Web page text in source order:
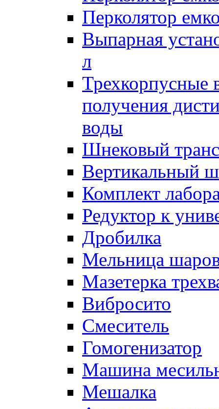
Перколятор
Выпарная
л
Трехкорпусные
получения
воды
Шнековый
Вертикальный
Комплект
Редуктор к
Дробилка
Мельница
Мазетерка
Вибросито
Смеситель
Гомогенизатор
Машина
Мешалка